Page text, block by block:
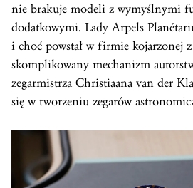
nie brakuje modeli z wymyślnymi
dodatkowymi. Lady Arpels
i choć powstał w firmie kojarzonej
skomplikowany mechanizm
zegarmistrza Christiaana van der
się w tworzeniu zegarów